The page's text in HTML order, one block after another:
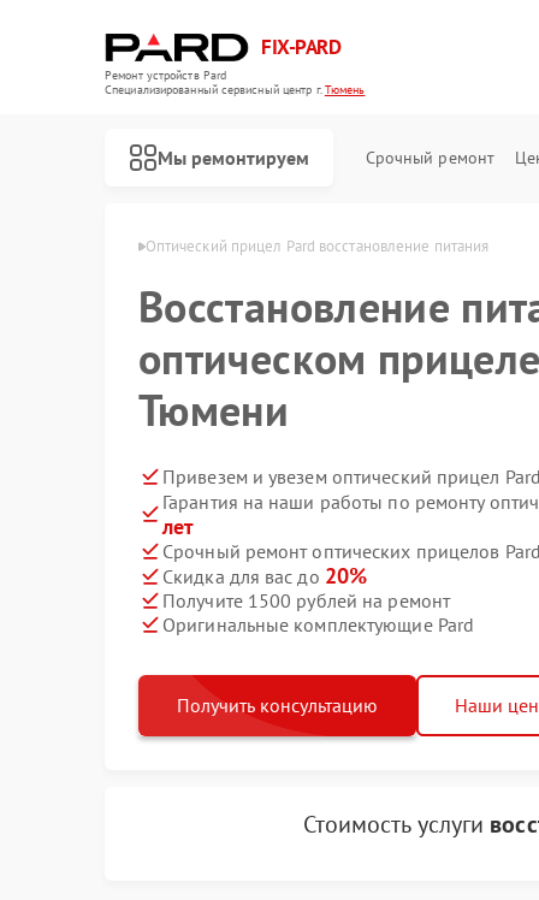
FIX-PARD
Ремонт устройств Pard
Специализированный cервисный центр г.Тюмень
Мы ремонтируем Срочный ремонт
Оптический прицел Pard восстановление питания
Восстановление
оптическом
Тюмени
Привезем и увезем оптический прицел
Гарантия на наши работы по ремонту
лет
Срочный ремонт оптических прицелов
Скидка для вас до 20%
Получите 1500 рублей на ремонт
Оригинальные комплектующие Pard
Получить консультацию Наши
Стоимость услуги